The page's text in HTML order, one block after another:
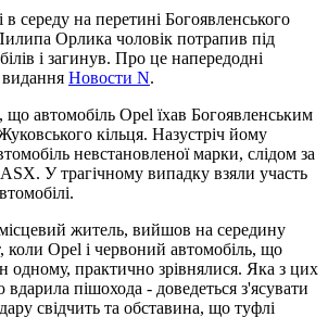
середу на перетині Богоявленського
Орлика чоловік потрапив під
і загинув. Про це напередодні
видання Новости N.
що автомобіль Opel їхав Богоявленським
кільця. Назустріч йому
невстановленої марки, слідом за
У трагічному випадку взяли участь
житель, вийшов на середину
коли Opel і червоний автомобіль, що
одному, практично зрівнялися. Яка з цих
пішохода - доведеться з'ясувати
свідчить та обставина, що туфлі